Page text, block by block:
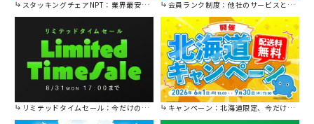
スタッキングチェアNPT：業界最安値に挑戦！ 会員ランク制度：他社のサービスと比較してください。
リミテッドタイムセール：今だけの限定セール。 キャンペーン：北海道限定、今だけ送料無料！